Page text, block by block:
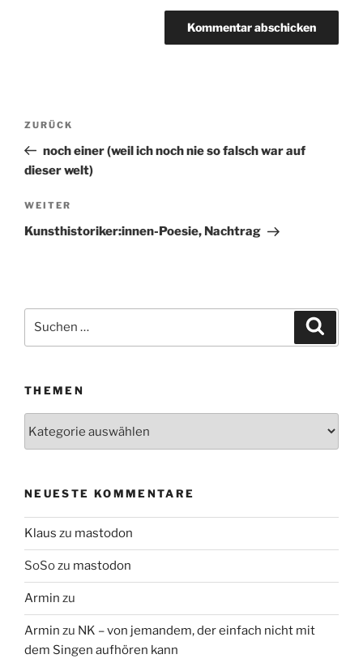
Beitragsnavigation
Vorheriger
Beitrag
ZURÜCK
noch einer (weil ich noch nie so falsch war auf
dieser welt)
Nächster
Beitrag
WEITER
Kunsthistoriker:innen-Poesie, Nachtrag
Suchen
THEMEN
NEUESTE KOMMENTARE
Klaus zu mastodon
SoSozu mastodon
Armin zu
Armin zu NK – von jemandem, der einfach nicht mit
dem Singen aufhören kann